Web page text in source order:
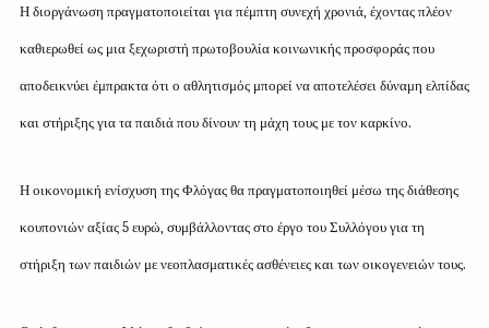
Η διοργάνωση πραγματοποιείται για πέμπτη συνεχή χρονιά, έχοντας πλέον
καθιερωθεί ως μια ξεχωριστή πρωτοβουλία κοινωνικής προσφοράς που
αποδεικνύει έμπρακτα ότι ο αθλητισμός μπορεί να αποτελέσει δύναμη ελπίδας
και στήριξης για τα παιδιά που δίνουν τη μάχη τους με τον καρκίνο.
Η οικονομική ενίσχυση της Φλόγας θα πραγματοποιηθεί μέσω της διάθεσης
κουπονιών αξίας 5 ευρώ, συμβάλλοντας στο έργο του Συλλόγου για τη
στήριξη των παιδιών με νεοπλασματικές ασθένειες και των οικογενειών τους.